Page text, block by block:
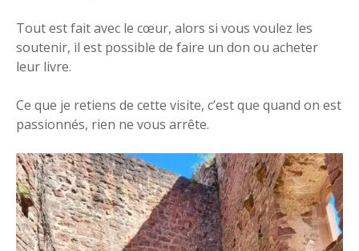
Tout est fait avec le cœur, alors si vous voulez les
soutenir, il est possible de faire un don ou acheter
leur livre.
Ce que je retiens de cette visite, c’est que quand on est
passionnés, rien ne vous arrête.